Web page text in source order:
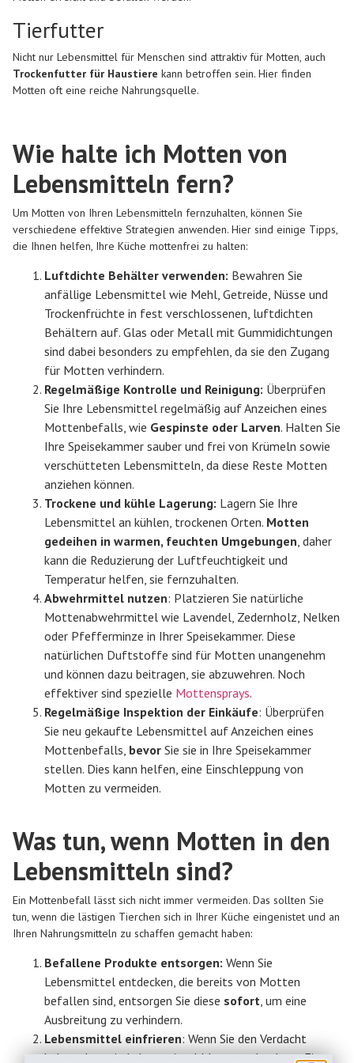
Tierfutter
Nicht nur Lebensmittel für Menschen sind attraktiv für Motten, auch
Trockenfutter für Haustiere kann betroffen sein. Hier finden
Motten oft eine reiche Nahrungsquelle.
Wie halte ich Motten von
Lebensmitteln fern?
Um Motten von Ihren Lebensmitteln fernzuhalten, können Sie
verschiedene effektive Strategien anwenden. Hier sind einige Tipps,
die Ihnen helfen, Ihre Küche mottenfrei zu halten:
Luftdichte Behälter verwenden: Bewahren Sie
anfällige Lebensmittel wie Mehl, Getreide, Nüsse und
Trockenfrüchte in fest verschlossenen, luftdichten
Behältern auf. Glas oder Metall mit Gummidichtungen
sind dabei besonders zu empfehlen, da sie den Zugang
für Motten verhindern.
Regelmäßige Kontrolle und Reinigung: Überprüfen
Sie Ihre Lebensmittel regelmäßig auf Anzeichen eines
Mottenbefalls, wie Gespinste oder Larven. Halten Sie
Ihre Speisekammer sauber und frei von Krümeln sowie
verschütteten Lebensmitteln, da diese Reste Motten
anziehen können.
Trockene und kühle Lagerung: Lagern Sie Ihre
Lebensmittel an kühlen, trockenen Orten. Motten
gedeihen in warmen, feuchten Umgebungen, daher
kann die Reduzierung der Luftfeuchtigkeit und
Temperatur helfen, sie fernzuhalten.
Abwehrmittel nutzen: Platzieren Sie natürliche
Mottenabwehrmittel wie Lavendel, Zedernholz, Nelken
oder Pfefferminze in Ihrer Speisekammer. Diese
natürlichen Duftstoffe sind für Motten unangenehm
und können dazu beitragen, sie abzuwehren. Noch
effektiver sind spezielle Mottensprays.
Regelmäßige Inspektion der Einkäufe: Überprüfen
Sie neu gekaufte Lebensmittel auf Anzeichen eines
Mottenbefalls, bevor Sie sie in Ihre Speisekammer
stellen. Dies kann helfen, eine Einschleppung von
Motten zu vermeiden.
Was tun, wenn Motten in den
Lebensmitteln sind?
Ein Mottenbefall lässt sich nicht immer vermeiden. Das sollten Sie
tun, wenn die lästigen Tierchen sich in Ihrer Küche eingenistet und an
Ihren Nahrungsmitteln zu schaffen gemacht haben:
Befallene Produkte entsorgen: Wenn Sie
Lebensmittel entdecken, die bereits von Motten
befallen sind, entsorgen Sie diese sofort, um eine
Ausbreitung zu verhindern.
Lebensmittel einfrieren: Wenn Sie den Verdacht
haben, dass ein Lebensmittel Motten oder deren Eier